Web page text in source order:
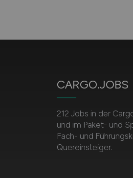
CARGO.JOBS
212 Jobs in der
und im Paket- und
Fach- und
Quereinsteiger.